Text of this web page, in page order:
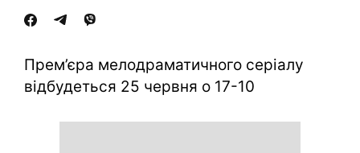
Прем’єра мелодраматичного серіалу
відбудеться 25 червня о 17-10